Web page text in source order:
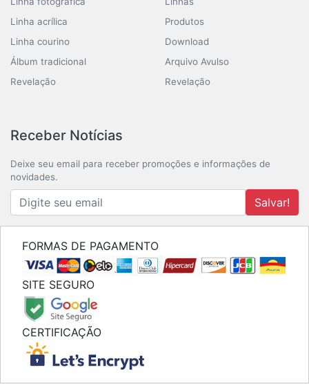
Linha acrílica
Linha courino
Álbum tradicional
Revelação
Produtos
Download
Arquivo Avulso
Revelação
Receber Notícias
Deixe seu email para receber promoções e informações de
novidades.
Salvar!
FORMAS DE PAGAMENTO
SITE SEGURO
CERTIFICAÇÃO